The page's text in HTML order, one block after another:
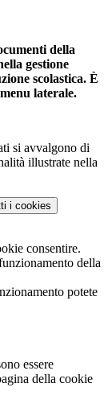
della
gestione
scolastica. È
laterale.
si avvalgono di
illustrate nella
i cookies
consentire.
della
potete
essere
della cookie